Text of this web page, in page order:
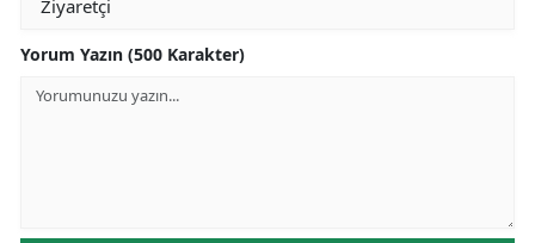
Yorum Yazın (500 Karakter)